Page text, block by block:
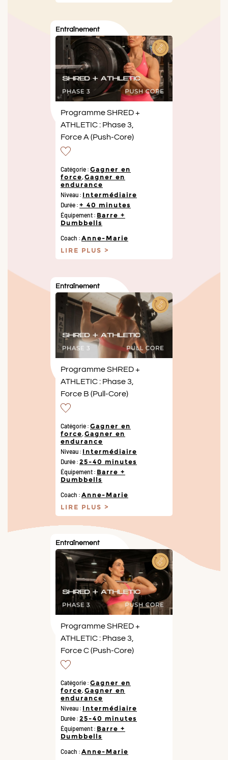
Entraînement
Programme SHRED +
ATHLETIC : Phase 3,
Force A (Push-Core)
Catégorie : Gagner en
force,Gagner en
endurance
Niveau : Intermédiaire
Durée : + 40 minutes
Équipement : Barre +
Dumbbells
Coach : Anne-Marie
LIRE PLUS
Entraînement
Programme SHRED +
ATHLETIC : Phase 3,
Force B (Pull-Core)
Catégorie : Gagner en
force,Gagner en
endurance
Niveau : Intermédiaire
Durée : 25-40 minutes
Équipement : Barre +
Dumbbells
Coach : Anne-Marie
LIRE PLUS
Entraînement
Programme SHRED +
ATHLETIC : Phase 3,
Force C (Push-Core)
Catégorie : Gagner en
force,Gagner en
endurance
Niveau : Intermédiaire
Durée : 25-40 minutes
Équipement : Barre +
Dumbbells
Coach : Anne-Marie